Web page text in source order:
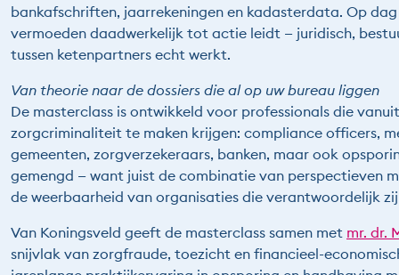
bankafschriften, jaarrekeningen en kadasterdata. Op
vermoeden daadwerkelijk tot actie leidt — juridisch,
tussen ketenpartners echt werkt.
Van theorie naar de dossiers die al op uw bureau liggen
De masterclass is ontwikkeld voor professionals die
zorgcriminaliteit te maken krijgen: compliance officers,
gemeenten, zorgverzekeraars, banken, maar ook
gemengd — want juist de combinatie van perspectieven
de weerbaarheid van organisaties die verantwoordelijk
Van Koningsveld geeft de masterclass samen met mr. dr.
snijvlak van zorgfraude, toezicht en financieel-